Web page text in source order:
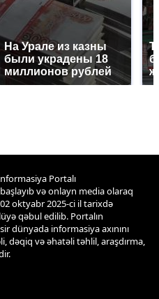
На Урале из казны
были украдены 18
миллионов рублей
Portalı
və onlayn media olaraq
oktyabr 2025-ci il tarixdə
qəbul edilib. Portalın
dünyada informasiya axınını
dəqiq və əhatəli təhlil, araşdırma,